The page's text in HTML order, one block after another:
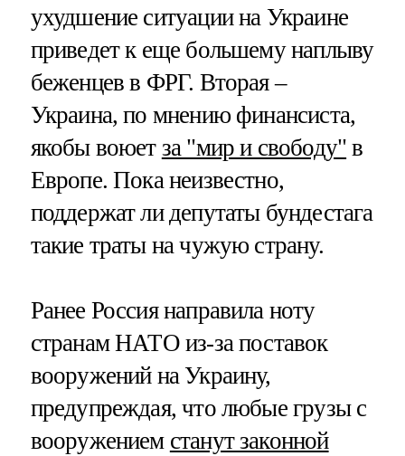
ухудшение ситуации на Украине
приведет к еще большему наплыву
беженцев в ФРГ. Вторая –
Украина, по мнению финансиста,
якобы воюет за "мир и свободу" в
Европе. Пока неизвестно,
поддержат ли депутаты бундестага
такие траты на чужую страну.
Ранее Россия направила ноту
странам НАТО из-за поставок
вооружений на Украину,
предупреждая, что любые грузы с
вооружением станут законной